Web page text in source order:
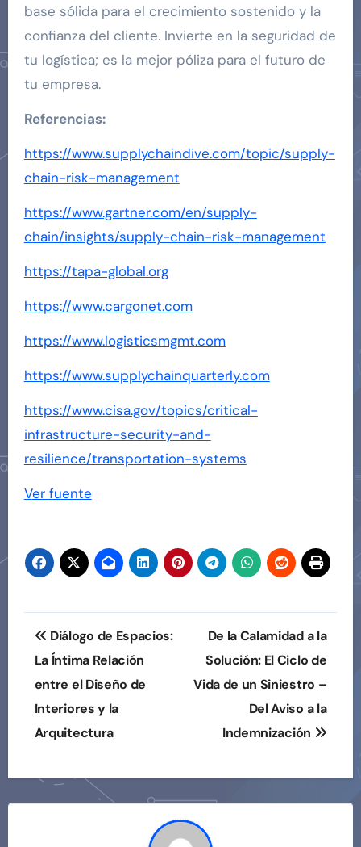
base sólida para el crecimiento sostenido y la
confianza del cliente. Invierte en la seguridad de
tu logística; es la mejor póliza para el futuro de
tu empresa.
Referencias:
https://www.supplychaindive.com/topic/supply-
chain-risk-management
https://www.gartner.com/en/supply-
chain/insights/supply-chain-risk-management
https://tapa-global.org
https://www.cargonet.com
https://www.logisticsmgmt.com
https://www.supplychainquarterly.com
https://www.cisa.gov/topics/critical-
infrastructure-security-and-
resilience/transportation-systems
Navegación
entradas
Ver fuente
Navegación
de
entradas
Diálogo de Espacios:
La Íntima Relación
entre el Diseño de
Interiores y la
Arquitectura
De la Calamidad a la
Solución: El Ciclo de
Vida de un Siniestro –
Del Aviso a la
Indemnización